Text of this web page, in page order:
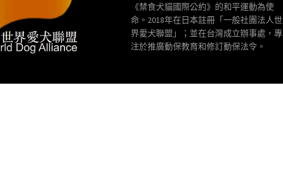
《禁食犬貓國際公約》的和平運動為使
命。2018年在日本註冊「一般社團法人世
界愛犬聯盟」；並在台灣成立辦事處，專
注於推廣動保教育和修訂動保法令。